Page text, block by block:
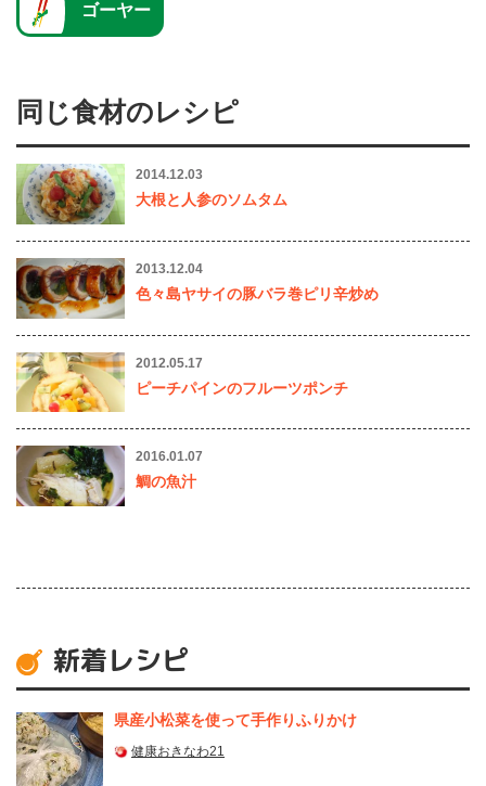
ゴーヤー
同じ食材のレシピ
2014.12.03
大根と人参のソムタム
2013.12.04
色々島ヤサイの豚バラ巻ピリ辛炒め
2012.05.17
ピーチパインのフルーツポンチ
2016.01.07
鯛の魚汁
新着レシピ
県産⼩松菜を使って⼿作りふりかけ
健康おきなわ21